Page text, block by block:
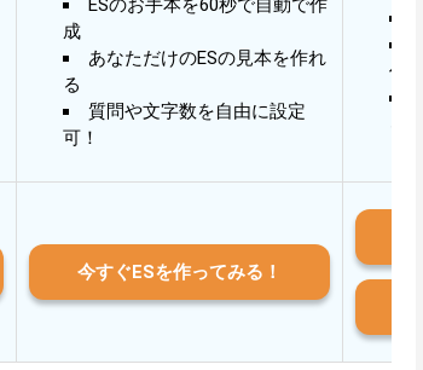
ESのお手本を60秒で自動で作
成
あなただけのESの見本を作れ
る
質問や文字数を自由に設定
可！
作成
今すぐESを作ってみる！